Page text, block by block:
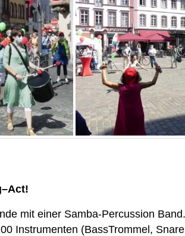
mit einer Samba-Percussion Band.
Instrumenten (BassTrommel,